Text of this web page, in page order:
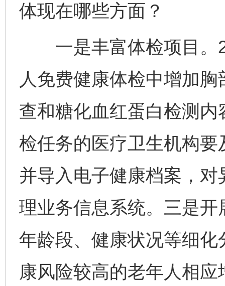
体现在哪些方面？
一是丰富体检项目。
人免费健康体检中增加
查和糖化血红蛋白检测
检任务的医疗卫生机构
并导入电子健康档案，
理业务信息系统。三是
年龄段、健康状况等细
康风险较高的老年人相